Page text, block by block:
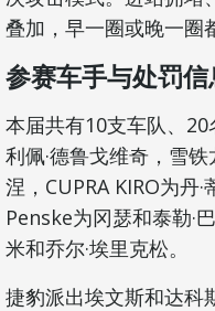
叠加，早一圈或晚一圈
参赛车手与处罚信
本届共有10支车队、
利佩·德鲁戈维奇，雪
涅，CUPRA KIRO为丹
Penske为冈瑟和泰勒·
米和乔尔·埃里克松。
捷豹派出埃文斯和达科